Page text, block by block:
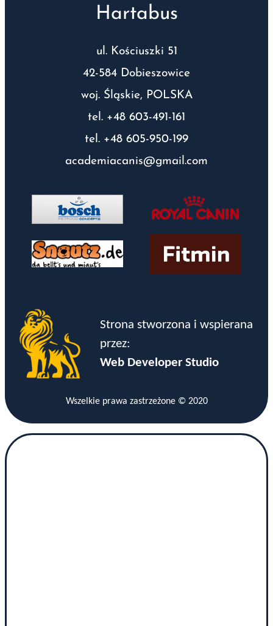
Hartabus
ul. Kościuszki 51
42-584 Dobieszowice
woj. Śląskie, POLSKA
tel. +48 603-491-161
tel. +48 605-950-199
academiacanis@gmail.com
Strona stworzona i wspierana
przez:
Web Developer Studio
Wszelkie prawa zastrzeżone © 2020